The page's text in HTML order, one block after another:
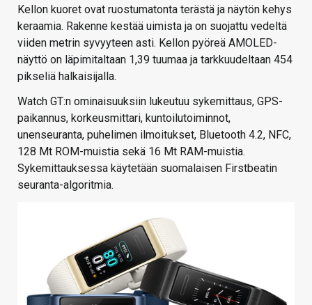
Kellon kuoret ovat ruostumatonta terästä ja näytön kehys
keraamia. Rakenne kestää uimista ja on suojattu vedeltä
viiden metrin syvyyteen asti. Kellon pyöreä AMOLED-
näyttö on läpimitaltaan 1,39 tuumaa ja tarkkuudeltaan 454
pikseliä halkaisijalla.
Watch GT:n ominaisuuksiin lukeutuu sykemittaus, GPS-
paikannus, korkeusmittari, kuntoilutoiminnot,
unenseuranta, puhelimen ilmoitukset, Bluetooth 4.2, NFC,
128 Mt ROM-muistia sekä 16 Mt RAM-muistia.
Sykemittauksessa käytetään suomalaisen Firstbeatin
seuranta-algoritmia.